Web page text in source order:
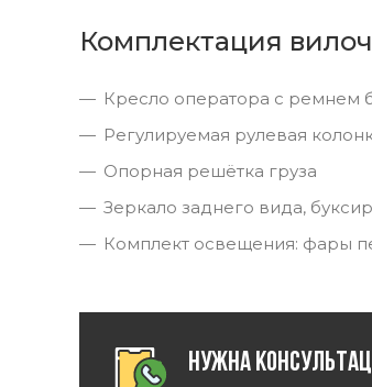
Комплектация
Кресло оператора с ремнем
Регулируемая рулевая
Опорная решётка груза
Зеркало заднего вида,
Комплект освещения: фары
Нужна